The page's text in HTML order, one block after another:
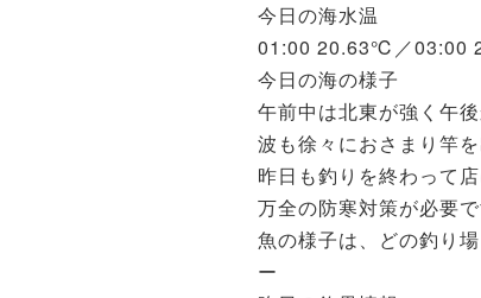
今日の海水温
01:00 20.63℃／
今日の海の様子
午前中は北東が強く午
波も徐々におさまり竿
昨日も釣りを終わって
万全の防寒対策が必要で
魚の様子は、どの釣り
ー